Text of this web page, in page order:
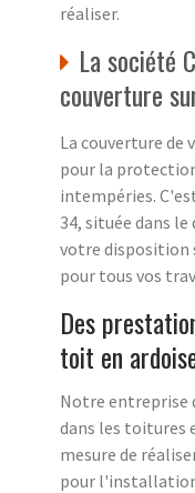
réaliser.
La société
couverture
La couverture
pour la
intempéries.
34, située dans
votre disposition
pour tous vos
Des
toit en
Notre entreprise
dans les toitures
mesure de
pour